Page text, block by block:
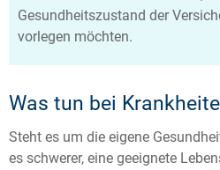
Gesundheitszustand der
vorlegen möchten.
Was tun bei
Steht es um die eigene
es schwerer, eine geeignete